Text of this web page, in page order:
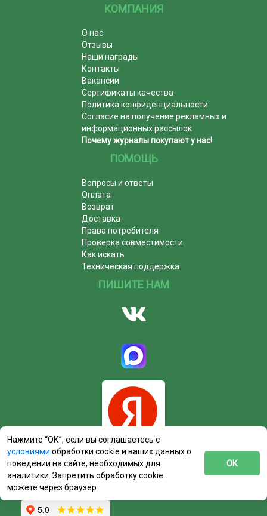
КОМПАНИЯ
О нас
Отзывы
Наши награды
Контакты
Вакансии
Сертификаты качества
Политика конфиденциальности
Согласие на получение рекламных и
информационных рассылок
Почему журналы покупают у нас!
ПОМОЩЬ
Вопросы и ответы
Оплата
Возврат
Доставка
Права потребителя
Проверка совместимости
Как искать
Техническая поддержка
ПИШИТЕ НАМ
Нажмите “ОК”, если вы соглашаетесь с
условиями обработки cookie и ваших данных о
поведении на сайте, необходимых для
аналитики. Запретить обработку cookie
можете через браузер
ОК